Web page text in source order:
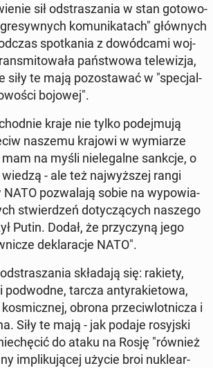
sił od­stra­sza­nia w stan go­to­wo­
ko­mu­ni­ka­tach" głów­nych
spo­tka­nia z do­wód­ca­mi woj­
pań­stwo­wa te­le­wi­zja,
siły te mają po­zo­sta­wać w "spe­cjal­
bojowej".
kraje nie tylko po­dej­mu­ją
naszemu krajowi w wy­mia­rze
na myśli nie­le­gal­ne sankcje, o
- ale też naj­wyż­szej rangi
NATO po­zwa­la­ją sobie na wy­po­wia­
stwier­dzeń do­ty­czą­cych naszego
Putin. Dodał, że przy­czy­ną jego
de­kla­ra­cje NATO".
skła­da­ją się: rakiety,
pod­wod­ne, tarcza an­ty­ra­kie­to­wa,
obrona prze­ciw­lot­ni­cza i
Siły te mają - jak podaje ro­syj­ski
do ataku na Rosję "również
im­pli­ku­ją­cej użycie broi nu­kle­ar­